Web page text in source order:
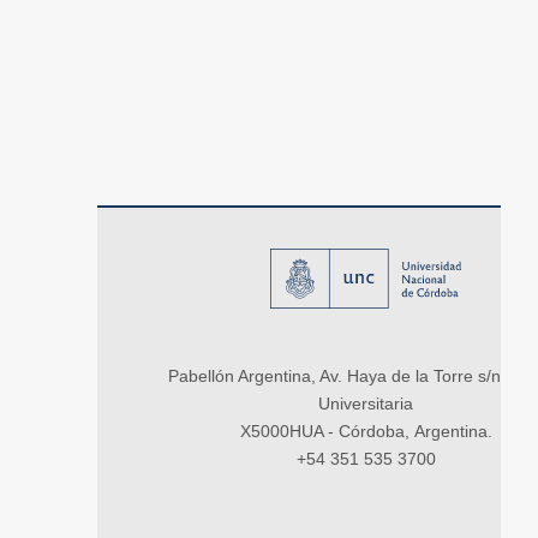
Pabellón Argentina, Av. Haya de la Torre s/n,
Universitaria
X5000HUA - Córdoba, Argentina.
+54 351 535 3700